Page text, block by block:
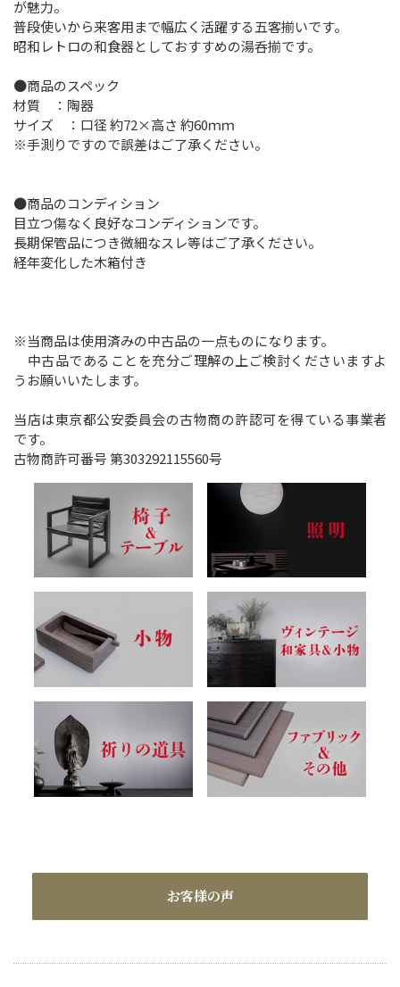
が魅力。
普段使いから来客用まで幅広く活躍する五客揃いです。
昭和レトロの和食器としておすすめの湯呑揃です。
●商品のスペック
材質 ：陶器
サイズ ：口径 約72×高さ 約60ｍｍ
※手測りですので誤差はご了承ください。
●商品のコンディション
目立つ傷なく良好なコンディションです。
長期保管品につき微細なスレ等はご了承ください。
経年変化した木箱付き
※当商品は使用済みの中古品の一点ものになります。
中古品であることを充分ご理解の上ご検討くださいますよ
うお願いいたします。
当店は東京都公安委員会の古物商の許認可を得ている事業者
です。
古物商許可番号 第303292115560号
お客様の声